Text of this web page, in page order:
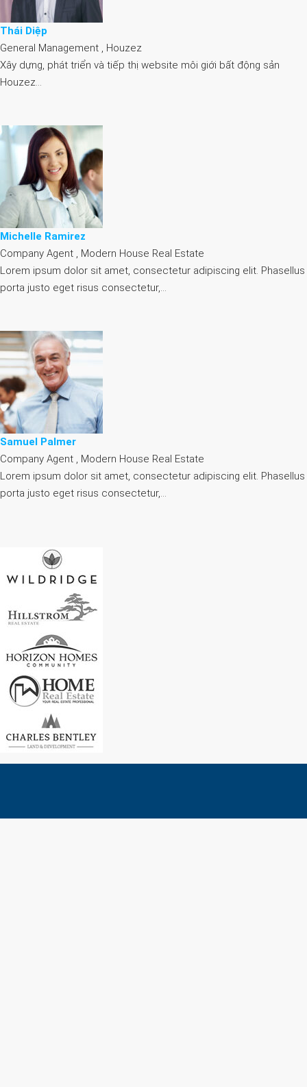
Thái Diệp
General Management , Houzez
Xây dựng, phát triển và tiếp thị website môi giới bất động sản
Houzez…
Michelle Ramirez
Company Agent , Modern House Real Estate
Lorem ipsum dolor sit amet, consectetur adipiscing elit. Phasellus
porta justo eget risus consectetur,…
Samuel Palmer
Company Agent , Modern House Real Estate
Lorem ipsum dolor sit amet, consectetur adipiscing elit. Phasellus
porta justo eget risus consectetur,…